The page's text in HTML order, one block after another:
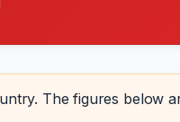
The figures below